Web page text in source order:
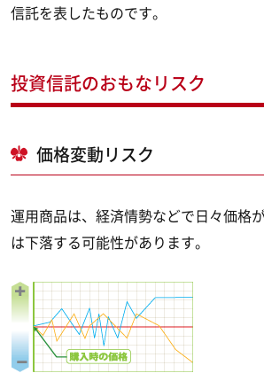
信託を表したものです。
投資信託のおもなリスク
価格変動リスク
運用商品は、経済情勢などで日々価格
は下落する可能性があります。